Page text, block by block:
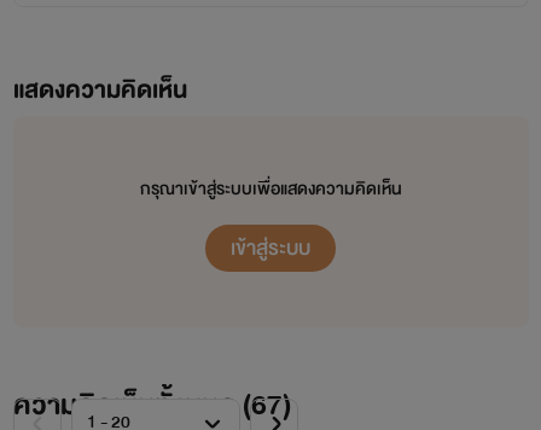
แสดงความคิดเห็น
กรุณาเข้าสู่ระบบเพื่อแสดงความคิดเห็น
เข้าสู่ระบบ
ความคิดเห็นทั้งหมด (67)